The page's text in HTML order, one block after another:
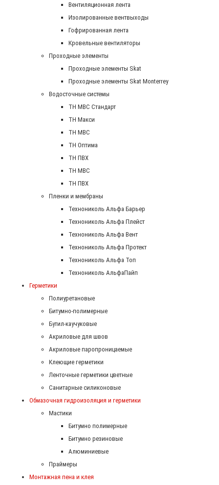
Вентиляционная лента
Изолированные вентвыходы
Гофрированная лента
Кровельные вентиляторы
Проходные элементы
Проходные элементы Skat
Проходные элементы Skat Monterrey
Водосточные системы
TH MBC Стандарт
TH Макси
TH МВС
TH Оптима
TH ПВХ
ТН МВС
ТН ПВХ
Пленки и мембраны
Технониколь Альфа Барьер
Технониколь Альфа Плейст
Технониколь Альфа Вент
Технониколь Альфа Протект
Технониколь Альфа Топ
Технониколь АльфаПайп
Герметики
Полиуретановые
Битумно-полимерные
Бутил-каучуковые
Акриловые для швов
Акриловые паропроницаемые
Клеющие герметики
Ленточные герметики цветные
Санитарные силиконовые
Обмазочная гидроизоляция и герметики
Мастики
Битумно полимерные
Битумно резиновые
Алюминиевые
Праймеры
Монтажная пена и клея